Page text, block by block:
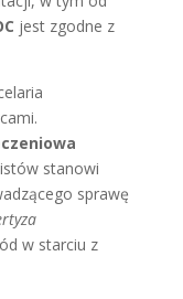
jest zgodne z
stanowi
sprawę
w starciu z